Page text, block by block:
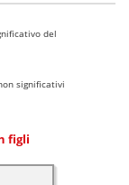
del
significativi
figli